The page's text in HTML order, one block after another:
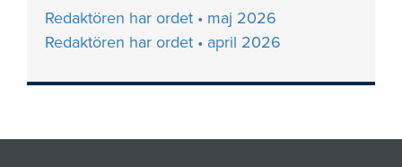
Redaktören har ordet • maj 2026
Redaktören har ordet • april 2026